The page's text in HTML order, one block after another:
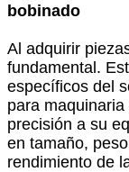
bobinado
Al adquirir
fundamental.
específicos del
para
precisión a su
en tamaño,
rendimiento de